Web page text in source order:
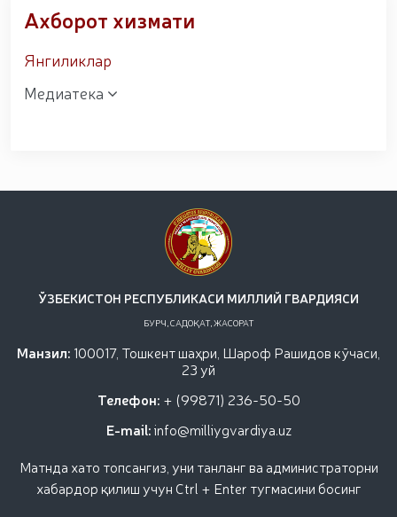
Ахборот хизмати
Янгиликлар
Медиатека
ЎЗБЕКИСТОН РЕСПУБЛИКАСИ МИЛЛИЙ ГВАРДИЯСИ
БУРЧ, САДОҚАТ, ЖАСОРАТ
Манзил: 100017, Тошкент шаҳри, Шароф Рашидов кўчаси,
23 уй
Телефон: + (99871) 236-50-50
E-mail:info@milliygvardiya.uz
Матнда хато топсангиз, уни танланг ва администраторни
хабардор қилиш учун Ctrl + Enter тугмасини босинг